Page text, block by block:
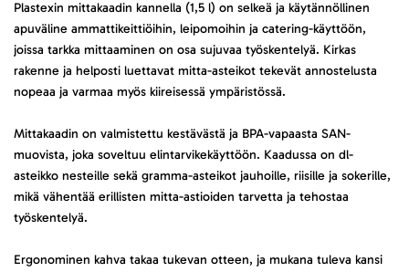
Plastexin mittakaadin kannella (1,5 l) on selkeä ja käytännöllinen
apuväline ammattikeittiöihin, leipomoihin ja catering-käyttöön,
joissa tarkka mittaaminen on osa sujuvaa työskentelyä. Kirkas
rakenne ja helposti luettavat mitta-asteikot tekevät annostelusta
nopeaa ja varmaa myös kiireisessä ympäristössä.
Mittakaadin on valmistettu kestävästä ja BPA-vapaasta SAN-
muovista, joka soveltuu elintarvikekäyttöön. Kaadussa on dl-
asteikko nesteille sekä gramma-asteikot jauhoille, riisille ja sokerille,
mikä vähentää erillisten mitta-astioiden tarvetta ja tehostaa
työskentelyä.
Ergonominen kahva takaa tukevan otteen, ja mukana tuleva kansi